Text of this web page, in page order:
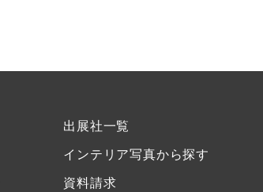
出展社一覧
インテリア写真から探す
資料請求